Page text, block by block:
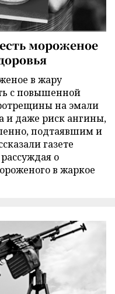
мороженое
в жару
с повышенной
на эмали
и даже риск ангины,
подтаявшим и
газете
о
в жаркое